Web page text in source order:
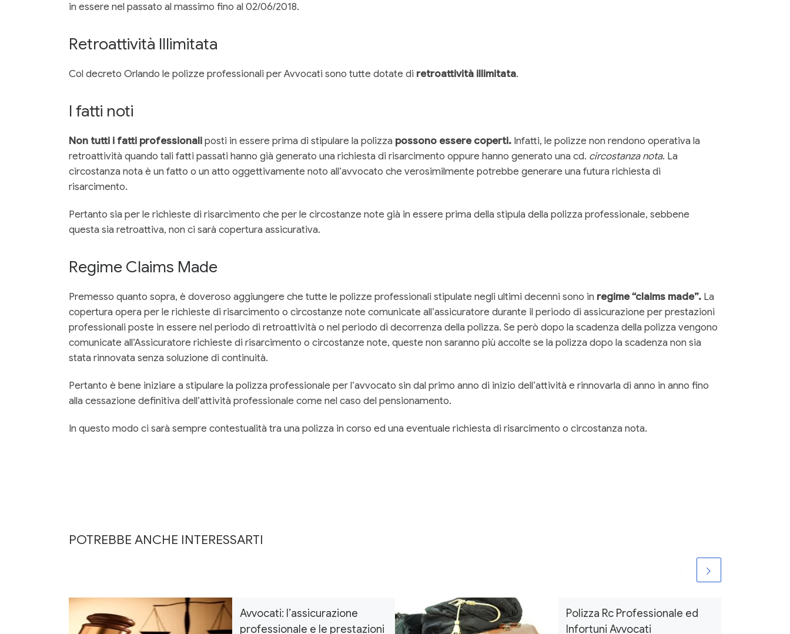
in essere nel passato al massimo fino al 02/06/2018.
Retroattività Illimitata
Col decreto Orlando le polizze professionali per Avvocati sono tutte dotate di retroattività illimitata.
I fatti noti
Non tutti i fatti professionaliposti in essere prima di stipulare la polizza possono essere coperti. Infatti, le polizze non rendono operativa la
retroattività quando tali fatti passati hanno già generato una richiesta di risarcimento oppure hanno generato una cd. circostanza nota. La
circostanza nota è un fatto o un atto oggettivamente noto all’avvocato che verosimilmente potrebbe generare una futura richiesta di
risarcimento.
Pertanto sia per le richieste di risarcimento che per le circostanze note già in essere prima della stipula della polizza professionale, sebbene
questa sia retroattiva, non ci sarà copertura assicurativa.
Regime Claims Made
Premesso quanto sopra, è doveroso aggiungere che tutte le polizze professionali stipulate negli ultimi decenni sono in regime “claims made”. La
copertura opera per le richieste di risarcimento o circostanze note comunicate all’assicuratore durante il periodo di assicurazione per prestazioni
professionali poste in essere nel periodo di retroattività o nel periodo di decorrenza della polizza. Se però dopo la scadenza della polizza vengono
comunicate all’Assicuratore richieste di risarcimento o circostanze note, queste non saranno più accolte se la polizza dopo la scadenza non sia
stata rinnovata senza soluzione di continuità.
Pertanto è bene iniziare a stipulare la polizza professionale per l’avvocato sin dal primo anno di inizio dell’attività e rinnovarla di anno in anno fino
alla cessazione definitiva dell’attività professionale come nel caso del pensionamento.
In questo modo ci sarà sempre contestualità tra una polizza in corso ed una eventuale richiesta di risarcimento o circostanza nota.
POTREBBE ANCHE INTERESSARTI
Avvocati: l’assicurazione
professionale e le prestazioni
Polizza Rc Professionale ed
Infortuni Avvocati